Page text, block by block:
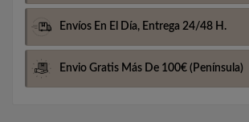
Envíos En El Día, Entrega 24/48 H.
Envio Gratis Más De 100€ (Península)